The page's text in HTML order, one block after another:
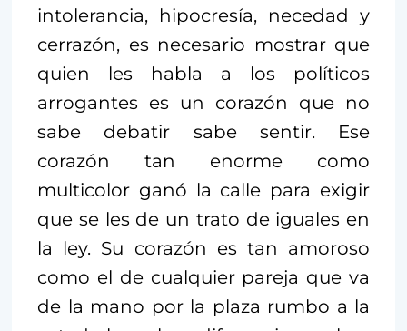
intolerancia, hipocresía, necedad y
cerrazón, es necesario mostrar que
quien les habla a los políticos
arrogantes es un corazón que no
sabe debatir sabe sentir. Ese
corazón tan enorme como
multicolor ganó la calle para exigir
que se les de un trato de iguales en
la ley. Su corazón es tan amoroso
como el de cualquier pareja que va
de la mano por la plaza rumbo a la